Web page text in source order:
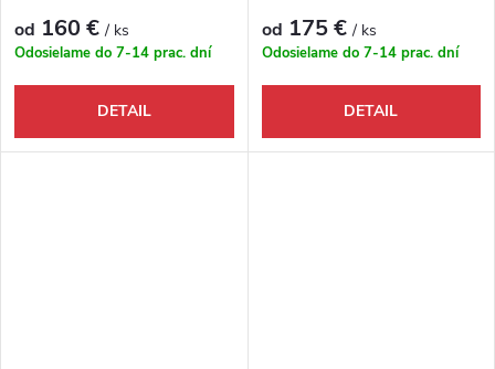
od 160 €/ ks
Odosielame do 7-14 prac. dní
DETAIL
od 175 €/ ks
Odosielame do 7-14 prac. dní
DETAIL